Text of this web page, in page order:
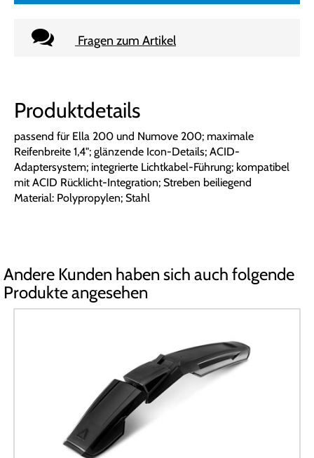
Fragen zum Artikel
Produktdetails
passend für Ella 200 und Numove 200; maximale
Reifenbreite 1,4"; glänzende Icon-Details; ACID-
Adaptersystem; integrierte Lichtkabel-Führung; kompatibel
mit ACID Rücklicht-Integration; Streben beiliegend
Material: Polypropylen; Stahl
Andere Kunden haben sich auch folgende
Produkte angesehen